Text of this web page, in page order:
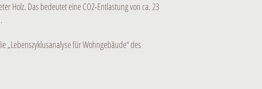
Holz. Das bedeutet eine CO2-Entlastung von ca. 23
„Lebenszyklusanalyse für Wohngebäude“ des